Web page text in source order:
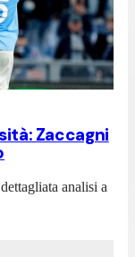
Zaccagni
analisi a